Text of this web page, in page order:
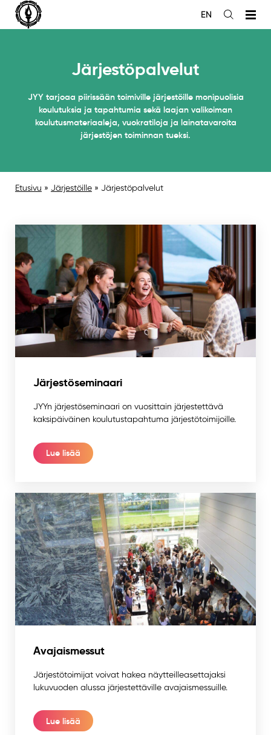
Siirry
sisältöön
Avaa
EN
Etusivu » Järjestöille» Järjestöpalvelut
Järjestöpalvelut
JYY tarjoaa piirissään toimiville järjestöille monipuolisia
koulutuksia ja tapahtumia sekä laajan valikoiman
koulutusmateriaaleja, vuokratiloja ja lainatavaroita
järjestöjen toiminnan tueksi.
Järjestöseminaari
JYYn järjestöseminaari on vuosittain järjestettävä
kaksipäiväinen koulutustapahtuma järjestötoimijoille.
Lue lisää
Avajaismessut
Järjestötoimijat voivat hakea näytteilleasettajaksi
lukuvuoden alussa järjestettäville avajaismessuille.
Lue lisää